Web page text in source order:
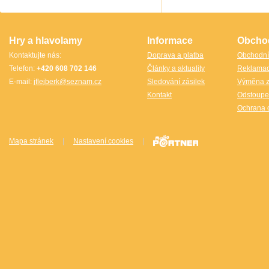
Hry a hlavolamy
Kontaktujte nás:
Telefon: +420 608 702 146
E-mail: jflejberk@seznam.cz
Informace
Doprava a platba
Články a aktuality
Sledování zásilek
Kontakt
Výměna
Ochrana
Mapa stránek Nastavení cookies